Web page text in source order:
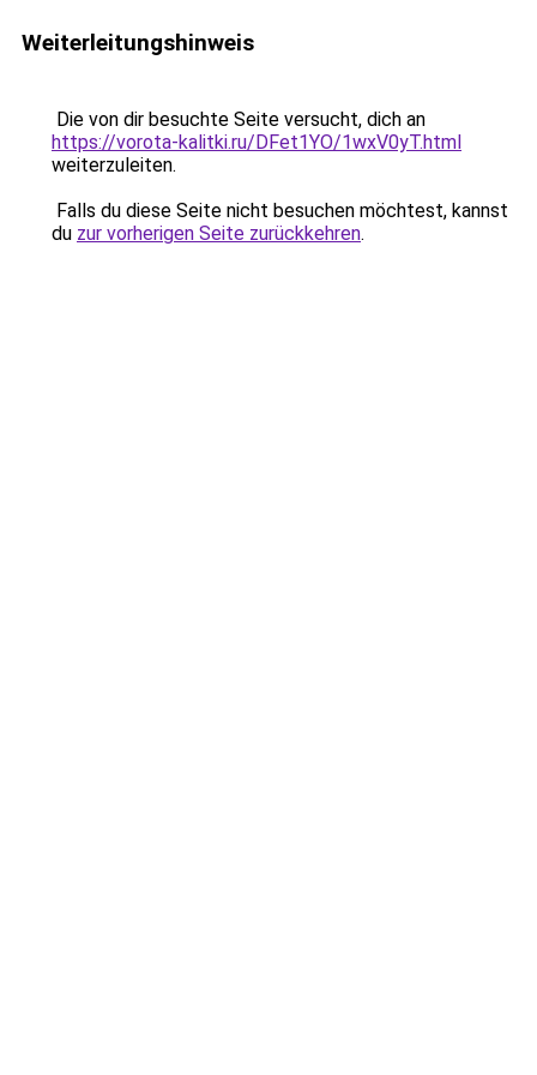
Weiterleitungshinweis
Die von dir besuchte Seite versucht, dich an
https://vorota-kalitki.ru/DFet1YO/1wxV0yT.html
weiterzuleiten.
Falls du diese Seite nicht besuchen möchtest, kannst
du zur vorherigen Seite zurückkehren.